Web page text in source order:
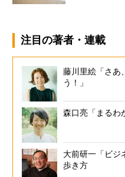
注目の著者・連載
藤川里絵「さあ
う！」
森口亮「まるわ
大前研一「ビジ
歩き方